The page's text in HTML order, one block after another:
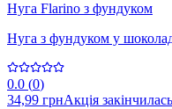
Нуга Flarino з фундуком
Нуга з фундуком у
0.0 (0)
34,99 грнАкція закінчилась